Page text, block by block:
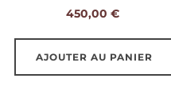
450,00€
AJOUTER AU PANIER